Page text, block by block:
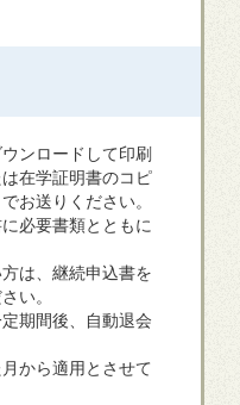
ンロードして印刷
在学証明書のコピ
お送りください。
必要書類とともに
は、継続申込書を
い。
期間後、自動退会
から適用とさせて